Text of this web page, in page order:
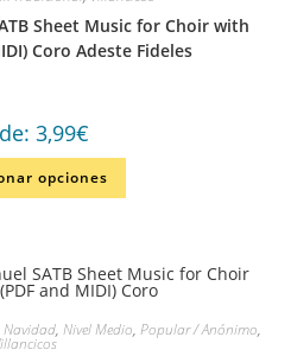
Sheet Music for Choir with
Coro Adeste Fideles
3,99€
opciones
Navidad, Nivel Medio, Popular / Anónimo,